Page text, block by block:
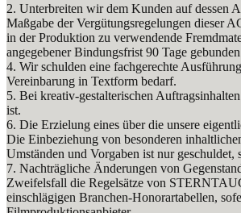
2. Unterbreiten wir dem Kunden auf dessen
Maßgabe der Vergütungsregelungen dieser
in der Produktion zu verwendende
angegebener Bindungsfrist 90 Tage
4. Wir schulden eine fachgerechte
Vereinbarung in Textform bedarf.
5. Bei kreativ-gestalterischen
ist.
6. Die Erzielung eines über die unsere
Die Einbeziehung von besonderen
Umständen und Vorgaben ist nur
7. Nachträgliche Änderungen von
Zweifelsfall die Regelsätze von
einschlägigen Branchen-Honorartabellen,